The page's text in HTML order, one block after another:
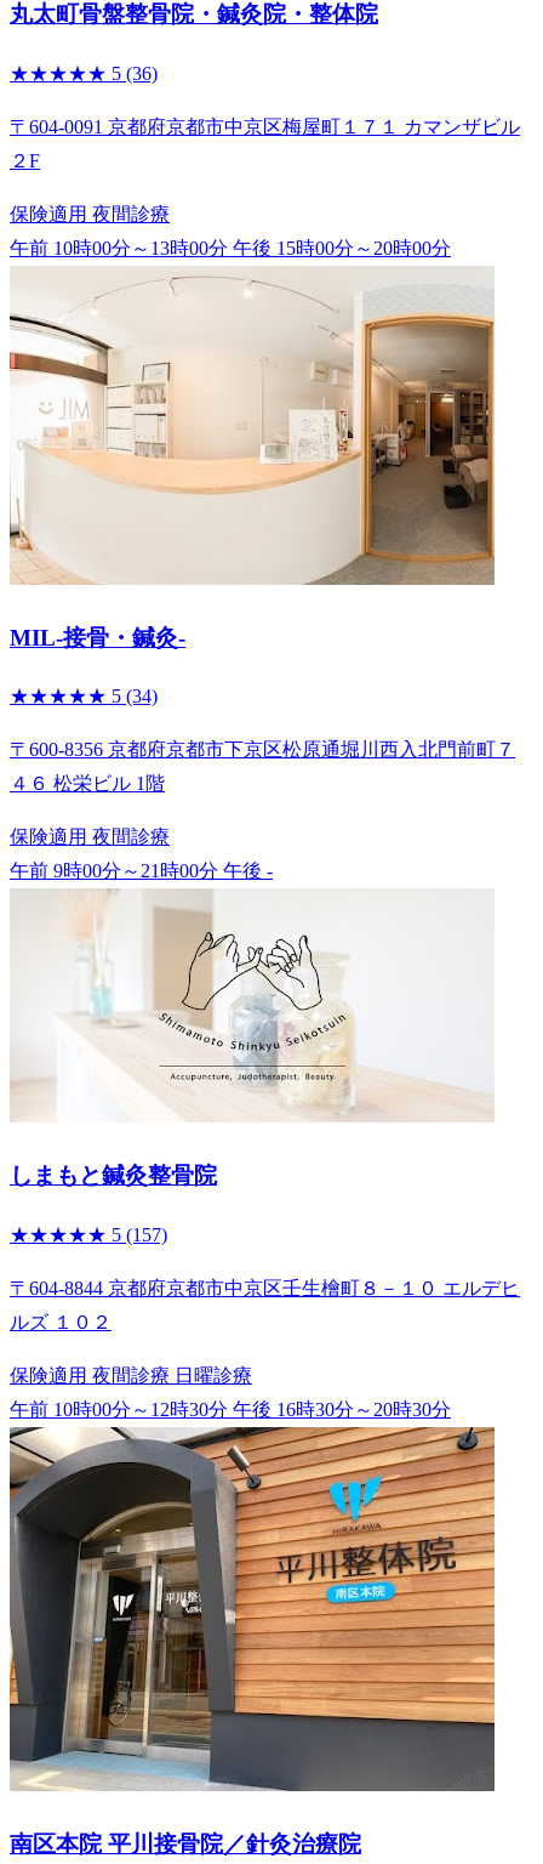
丸太町骨盤整骨院・鍼灸院・整体院
★★★★★ 5 (36)
〒604-0091 京都府京都市中京区梅屋町１７１ カマンザビル
２F
保険適用 夜間診療
午前 10時00分～13時00分 午後 15時00分～20時00分
MIL-接骨・鍼灸-
★★★★★ 5 (34)
〒600-8356 京都府京都市下京区松原通堀川西入北門前町７
４６ 松栄ビル 1階
保険適用 夜間診療
午前 9時00分～21時00分 午後 -
しまもと鍼灸整骨院
★★★★★ 5 (157)
〒604-8844 京都府京都市中京区壬生檜町８－１０ エルデヒ
ルズ １０２
保険適用 夜間診療 日曜診療
午前 10時00分～12時30分 午後 16時30分～20時30分
南区本院 平川接骨院／針灸治療院